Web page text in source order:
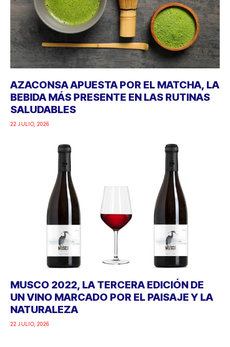
AZACONSA APUESTA POR EL MATCHA, LA
BEBIDA MÁS PRESENTE EN LAS RUTINAS
SALUDABLES
22 JULIO, 2026
MUSCO 2022, LA TERCERA EDICIÓN DE
UN VINO MARCADO POR EL PAISAJE Y LA
NATURALEZA
22 JULIO, 2026